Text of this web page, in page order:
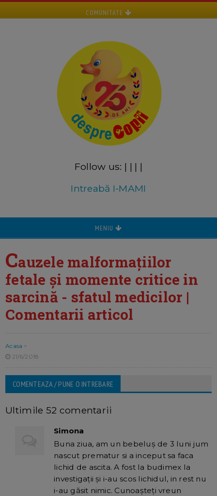
COMUNITATE
Follow us: | | | |
Intreabă I-MAMI
MENIU
Cauzele malformațiilor
fetale și momente critice in
sarcină - sfatul medicilor |
Comentarii articol
Acasa >
21/6/2018
COMENTEAZA / PUNE O INTREBARE
Ultimile 52 comentarii
Simona
Buna ziua, am un bebeluș de 3 luni jum
nascut prematur si a inceput sa faca
lichid de ascita. A fost la budimex la
investigații și i-au scos lichidul, in rest nu
i-au găsit nimic. Cunoașteți vreun